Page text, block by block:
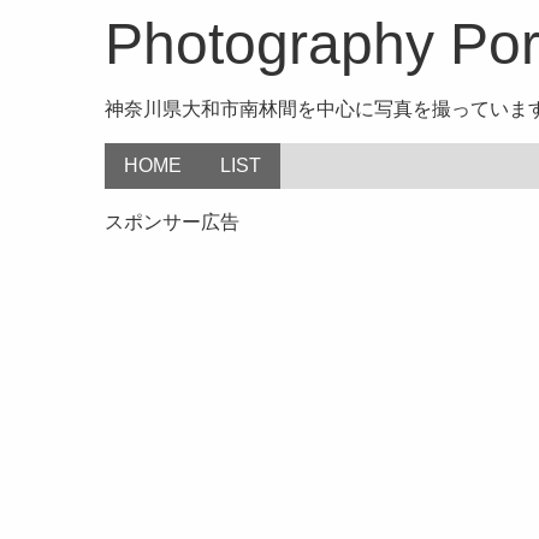
Photography
神奈川県大和市南林間を中心に写真を撮っていま
HOME LIST
スポンサー広告